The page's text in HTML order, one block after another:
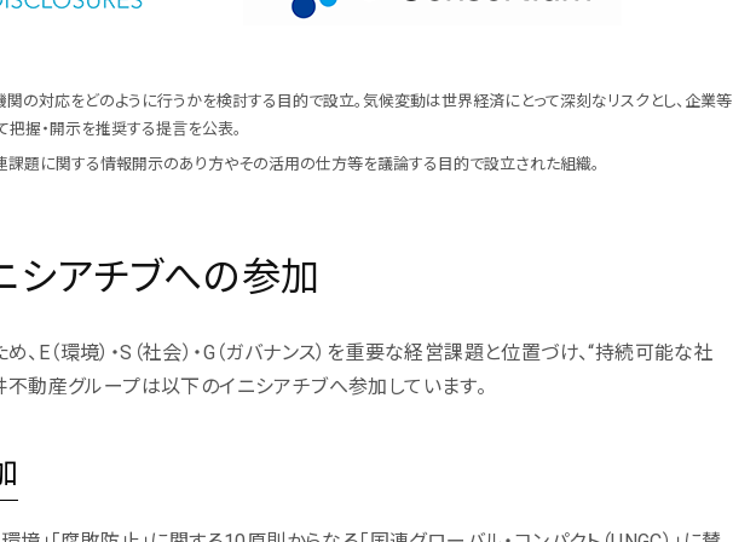
の対応をどのように行うかを検討する目的で設立。気候変動は世界経済にとって深刻なリスクとし、企業等
把握・開示を推奨する提言を公表。
課題に関する情報開示のあり方やその活用の仕方等を議論する目的で設立された組織。
シアチブへの参加
（環境）・S（社会）・G（ガバナンス）を重要な経営課題と位置づけ、“持続可能な社
動産グループは以下のイニシアチブへ参加しています。